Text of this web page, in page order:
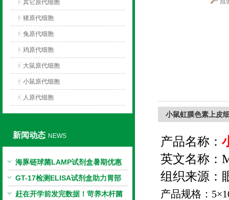
其它原代细胞
猪原代细胞
兔原代细胞
鸡原代细胞
大鼠原代细胞
小鼠原代细胞
人原代细胞
新闻动态 NEWS
海豚链球菌LAMP试剂盒暑期优惠
GT-17检测ELISA试剂盒助力胃部
相关指标样本定量研究
赶在开学前发完数据！苛养木杆菌
小鼠虹膜色素上皮
产品名称：
英文名称：
组织来源：
产品规格： 5×